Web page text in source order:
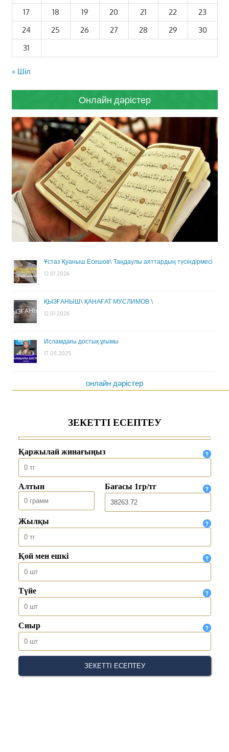
17
18 19 20 21 22
23
24
25 26 27 28 29
30
31
« Шіл
Онлайн дәрістер
Ұстаз Қуаныш Есешов\ Таңдаулы аяттардың түсіндірмесі
12.01.2026
ҚЫЗҒАНЫШ\ ҚАНАҒАТ МУСЛИМОВ \
12.01.2026
Исламдағы достық ұғымы
17.05.2025
онлайн дәрістер